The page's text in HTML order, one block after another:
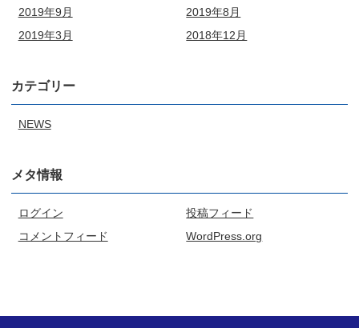
2019年9月
2019年8月
2019年3月
2018年12月
カテゴリー
NEWS
メタ情報
ログイン
投稿フィード
コメントフィード
WordPress.org